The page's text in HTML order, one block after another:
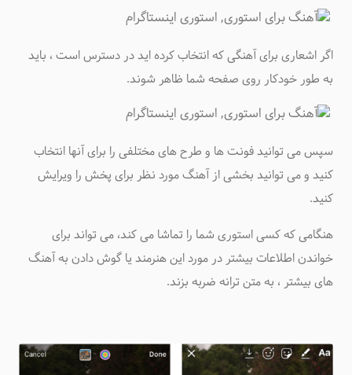
اگر اشعاری برای آهنگی که انتخاب کرده اید در دسترس است ، باید
به طور خودکار روی صفحه شما ظاهر شوند.
سپس می توانید فونت ها و طرح های مختلفی را برای آنها انتخاب
کنید و می توانید بخشی از آهنگ مورد نظر برای پخش را ویرایش
کنید.
هنگامی که کسی استوری شما را تماشا می کند، می تواند برای
خواندن اطلاعات بیشتر در مورد این هنرمند یا گوش دادن به آهنگ
های بیشتر ، به متن ترانه ضربه بزند.